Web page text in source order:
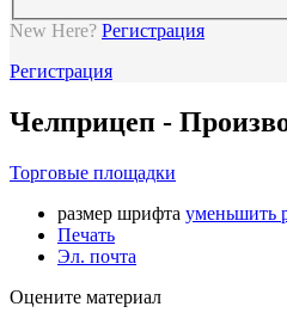
New Here? Регистрация
Регистрация
Челприцеп -
Торговые площадки
размер шрифта уменьшить
Печать
Эл. почта
Оцените материал